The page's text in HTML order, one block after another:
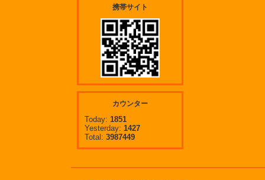
携帯サイト
カウンター
Today: 1851
Yesterday: 1427
Total: 3987449